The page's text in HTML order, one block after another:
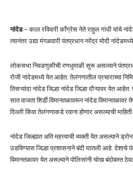
नांदेड– काल रविवारी काँग्रेस नेते राहुल गांधी यांचे
त्यानंतर उद्या मंगळवारी पंतप्रधान नरेंद्र मोदी
लोकसभा निवडणुकीची रणधुमाळी सुरू असल्याने
रोजी नांदेडमध्ये येत आहेत. तेलंगणातील प्रचाराच्या
तिसऱ्यांदा नांदेड जिल्हा नांदेड जिल्हा दौऱ्यावर येत
सात वाजता शिर्डी विमानतळावरून नांदेड
दिल्ली किंवा तेलंगणाकडे रवाना होणार असल्याची
नांदेड जिल्ह्यात अति महत्त्वाची व्यक्ती येत असल्याने
उडविण्यास जिल्हा प्रशासनाने बंदी घातली आहे. देशाचे
विमानतळावर येत असल्याने पोलिसांनी चोख बंदोबस्त